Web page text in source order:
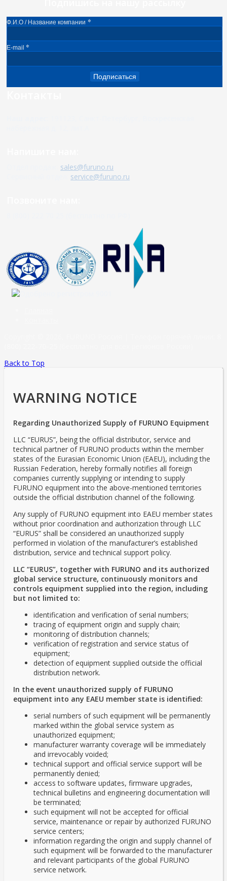
Ф.И.О / Название компании *
E-mail *
Подписаться
sales@furuno.ru
service@furuno.ru
Back to Top
WARNING NOTICE
Regarding Unauthorized Supply of FURUNO Equipment
LLC “EURUS”, being the official distributor, service and
technical partner of FURUNO products within the member
states of the Eurasian Economic Union (EAEU), including the
Russian Federation, hereby formally notifies all foreign
companies currently supplying or intending to supply
FURUNO equipment into the above-mentioned territories
outside the official distribution channel of the following.
Any supply of FURUNO equipment into EAEU member states
without prior coordination and authorization through LLC
“EURUS” shall be considered an unauthorized supply
performed in violation of the manufacturer’s established
distribution, service and technical support policy.
LLC “EURUS”, together with FURUNO and its authorized
global service structure, continuously monitors and
controls equipment supplied into the region, including
but not limited to:
identification and verification of serial numbers;
tracing of equipment origin and supply chain;
monitoring of distribution channels;
verification of registration and service status of
equipment;
detection of equipment supplied outside the official
distribution network.
In the event unauthorized supply of FURUNO
equipment into any EAEU member state is identified:
serial numbers of such equipment will be permanently
marked within the global service system as
unauthorized equipment;
manufacturer warranty coverage will be immediately
and irrevocably voided;
technical support and official service support will be
permanently denied;
access to software updates, firmware upgrades,
technical bulletins and engineering documentation will
be terminated;
such equipment will not be accepted for official
service, maintenance or repair by authorized FURUNO
service centers;
information regarding the origin and supply channel of
such equipment will be forwarded to the manufacturer
and relevant participants of the global FURUNO
service network.